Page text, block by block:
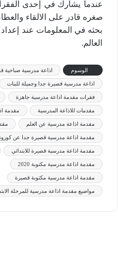
عندما يشارك في إحدى
صغره قادر على الالقاء
بحثه في المعلومات عند
العالم.
الوسوم اذاعة مدرسية صباحية
اذاعة مدرسية قصيرة جدا وجميلة للبنات
فقرات مقدمة اذاعة مدرسية جاهزة
مقدمات للاذاعة المدرسية مقدمة
مقدمة اذاعة مدرسية عن العلم
مقدمة اذاعة مدرسية قصيرة جدا عن
مقدمة اذاعة مدرسية قصيرة للابتدائي
مقدمة اذاعة مدرسية مكتوبة 2020
مقدمة اذاعة مدرسية مكتوبة قصيرة
مواضيع مقدمة اذاعة مدرسية للمرحلة